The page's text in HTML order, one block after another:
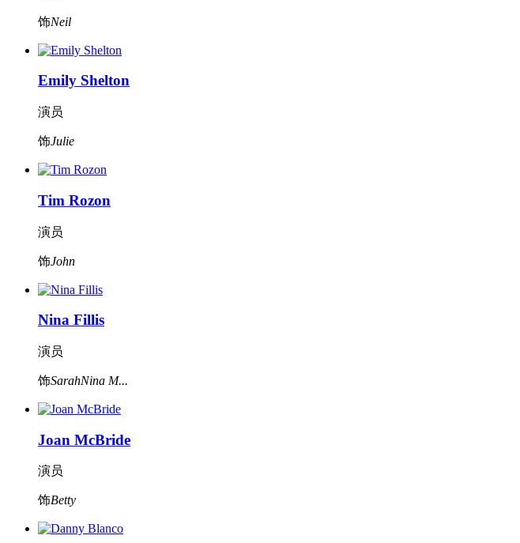
饰Neil
Emily Shelton
演员
饰Julie
Tim Rozon
演员
饰John
Nina Fillis
演员
饰SarahNina M...
Joan McBride
演员
饰Betty